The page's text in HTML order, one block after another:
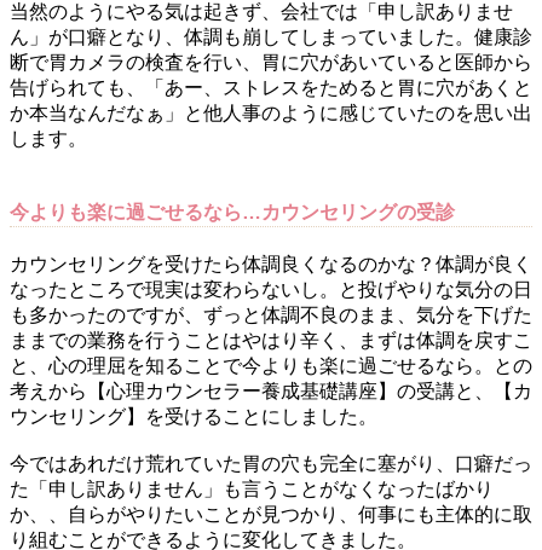
当然のようにやる気は起きず、会社では「申し訳ありませ
ん」が口癖となり、体調も崩してしまっていました。健康診
断で胃カメラの検査を行い、胃に穴があいていると医師から
告げられても、「あー、ストレスをためると胃に穴があくと
か本当なんだなぁ」と他人事のように感じていたのを思い出
します。
今よりも楽に過ごせるなら…カウンセリングの受診
カウンセリングを受けたら体調良くなるのかな？体調が良く
なったところで現実は変わらないし。と投げやりな気分の日
も多かったのですが、ずっと体調不良のまま、気分を下げた
ままでの業務を行うことはやはり辛く、まずは体調を戻すこ
と、心の理屈を知ることで今よりも楽に過ごせるなら。との
考えから【心理カウンセラー養成基礎講座】の受講と、【カ
ウンセリング】を受けることにしました。
今ではあれだけ荒れていた胃の穴も完全に塞がり、口癖だっ
た「申し訳ありません」も言うことがなくなったばかり
か、、自らがやりたいことが見つかり、何事にも主体的に取
り組むことができるように変化してきました。